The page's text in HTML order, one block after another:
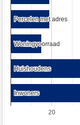
20
Percelen met adres
Percelen met adres
Woningvoorraad
Woningvoorraad
Huishoudens
Huishoudens
Inwoners
Inwoners